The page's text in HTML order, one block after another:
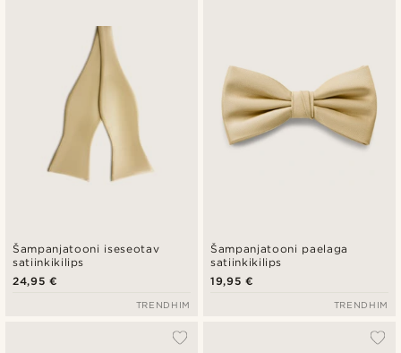
Šampanjatooni iseseotav
satiinkikilips
24,95 €
TRENDHIM
Šampanjatooni paelaga
satiinkikilips
19,95 €
TRENDHIM